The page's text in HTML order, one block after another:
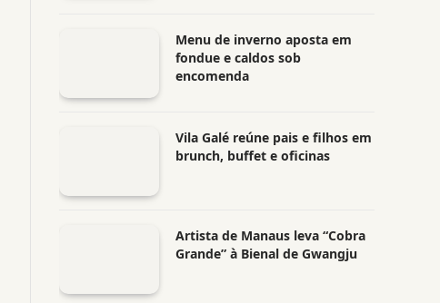
Menu de inverno aposta em
fondue e caldos sob
encomenda
Vila Galé reúne pais e filhos em
brunch, buffet e oficinas
Artista de Manaus leva “Cobra
Grande” à Bienal de Gwangju